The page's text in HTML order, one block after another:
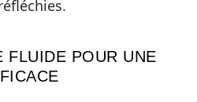
FLUIDE POUR UNE